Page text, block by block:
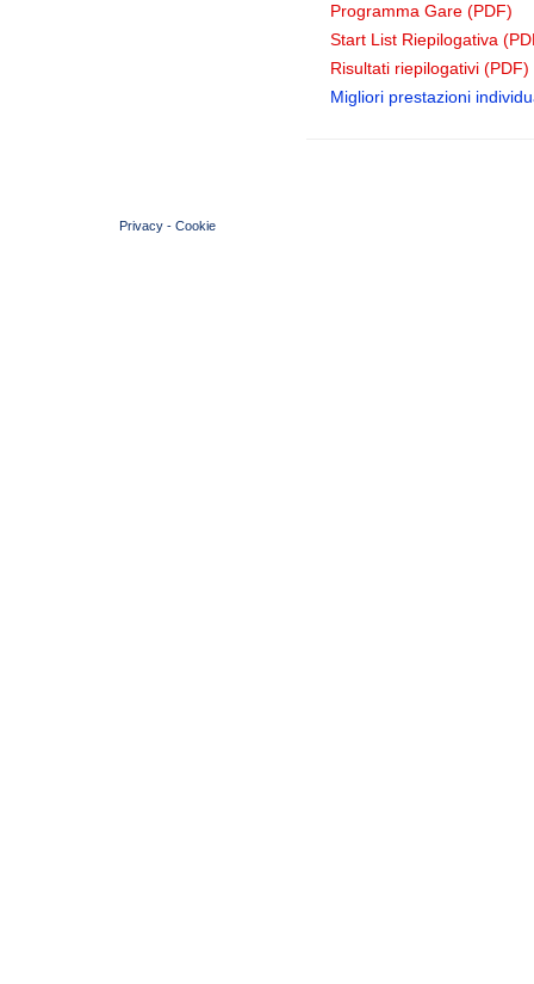
Programma Gare (PDF)
Start List Riepilogativa
Risultati riepilogativi (PDF)
Migliori prestazioni
Privacy - Cookie